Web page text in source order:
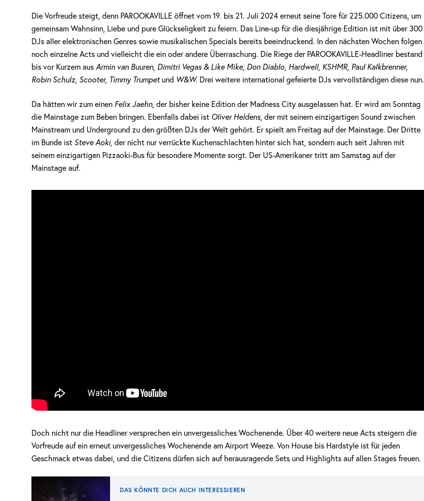
Die Vorfreude steigt, denn PAROOKAVILLE öffnet vom 19. bis 21. Juli 2024 erneut seine Tore für 225.000 Citizens, um
gemeinsam Wahnsinn, Liebe und pure Glückseligkeit zu feiern. Das Line-up für die diesjährige Edition ist mit über 300
DJs aller elektronischen Genres sowie musikalischen Specials bereits beeindruckend. In den nächsten Wochen folgen
noch einzelne Acts und vielleicht die ein oder andere Überraschung. Die Riege der PAROOKAVILLE-Headliner bestand
bis vor Kurzem aus Armin van Buuren, Dimitri Vegas & Like Mike, Don Diablo, Hardwell, KSHMR, Paul Kalkbrenner,
Robin Schulz, Scooter, Timmy Trumpetund W&W. Drei weitere international gefeierte DJs vervollständigen diese nun.
Da hätten wir zum einen Felix Jaehn, der bisher keine Edition der Madness City ausgelassen hat. Er wird am Sonntag
die Mainstage zum Beben bringen. Ebenfalls dabei ist Oliver Heldens, der mit seinem einzigartigen Sound zwischen
Mainstream und Underground zu den größten DJs der Welt gehört. Er spielt am Freitag auf der Mainstage. Der Dritte
im Bunde ist Steve Aoki, der nicht nur verrückte Kuchenschlachten hinter sich hat, sondern auch seit Jahren mit
seinem einzigartigen Pizzaoki-Bus für besondere Momente sorgt. Der US-Amerikaner tritt am Samstag auf der
Mainstage auf.
Doch nicht nur die Headliner versprechen ein unvergessliches Wochenende. Über 40 weitere neue Acts steigern die
Vorfreude auf ein erneut unvergessliches Wochenende am Airport Weeze. Von House bis Hardstyle ist für jeden
Geschmack etwas dabei, und die Citizens dürfen sich auf herausragende Sets und Highlights auf allen Stages freuen.
DAS KÖNNTE DICH AUCH INTERESSIEREN